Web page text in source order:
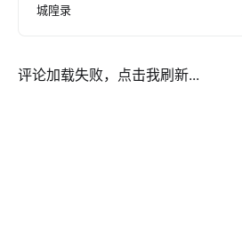
城隍录
评论加载失败，点击我刷新...